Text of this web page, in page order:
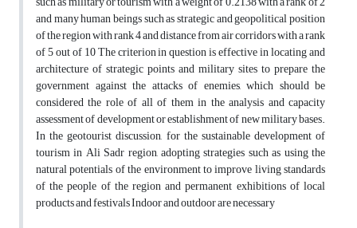
and many human beings such as strategic and geopolitical position
of the region with rank 4 and distance from air corridors with a rank
of 5 out of 10 The criterion in question is effective in locating and
architecture of strategic points and military sites to prepare the
government against the attacks of enemies, which should be
considered the role of all of them in the analysis and capacity
assessment of development or establishment of new military bases.
In the geotourist discussion, for the sustainable development of
tourism in Ali Sadr region, adopting strategies such as using the
natural potentials of the environment to improve living standards
of the people of the region and permanent exhibitions of local
products and festivals Indoor and outdoor are necessary